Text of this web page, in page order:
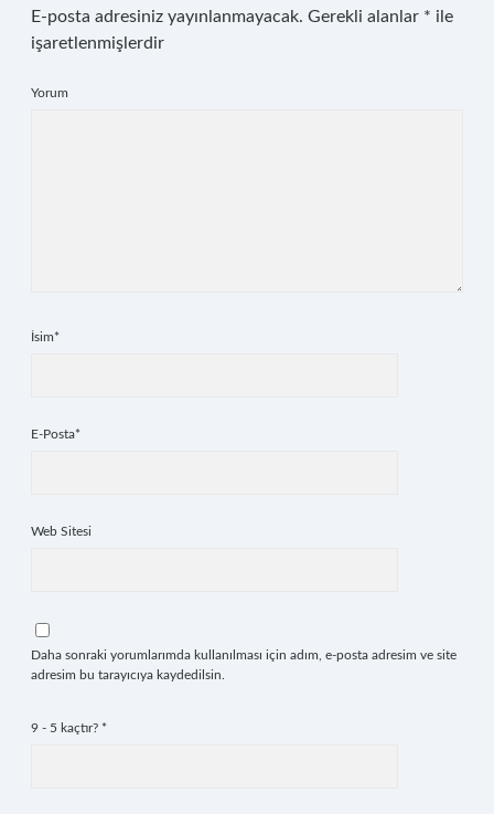
E-posta adresiniz yayınlanmayacak. Gerekli alanlar * ile
işaretlenmişlerdir
Yorum
İsim*
E-Posta*
Web Sitesi
Daha sonraki yorumlarımda kullanılması için adım, e-posta adresim ve site
adresim bu tarayıcıya kaydedilsin.
9 - 5 kaçtır? *